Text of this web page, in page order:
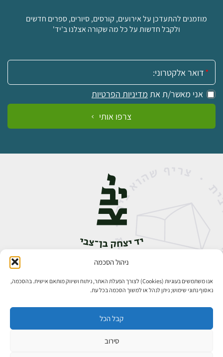
ניהול הסכמה
אנו משתמשים בעוגיות (Cookies) לצורך הפעלת האתר, ניתוח ושיווק מותאם אישית. בהסכמה,
נאסוף נתוני שימוש; ניתן לנהל או למשוך הסכמה בכל עת.
קבל הכל
סירוב
מוזמנים להתעדכן על אירועים, קורסים, סיורים, ספרים חדשים
ולקבל חדשות על כל מה שקורה אצלנו ב'יד'
אימייל:
אני מאשר/ת את מדיניות הפרטיות
צרפו אותי
אבן גבירול 14, רחביה, ירושלים